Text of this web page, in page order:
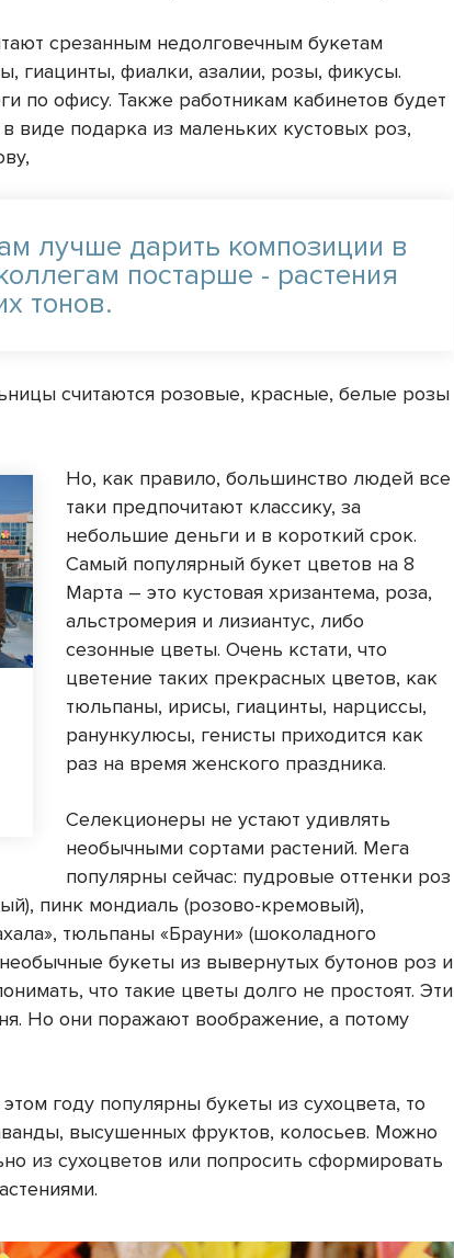
срезанным недолговечным букетам
гиацинты, фиалки, азалии, розы, фикусы.
по офису. Также работникам кабинетов будет
виде подарка из маленьких кустовых роз,
лучше дарить композиции в
постарше - растения
тонов.
считаются розовые, красные, белые розы
Но, как правило, большинство людей все
таки предпочитают классику, за
небольшие деньги и в короткий срок.
Самый популярный букет цветов на 8
Марта – это кустовая хризантема, роза,
альстромерия и лизиантус, либо
сезонные цветы. Очень кстати, что
цветение таких прекрасных цветов, как
тюльпаны, ирисы, гиацинты, нарциссы,
ранункулюсы, генисты приходится как
раз на время женского праздника.
Селекционеры не устают удивлять
необычными сортами растений. Мега
популярны сейчас: пудровые оттенки роз
пинк мондиаль (розово-кремовый),
тюльпаны «Брауни» (шоколадного
букеты из вывернутых бутонов роз и
что такие цветы долго не простоят. Эти
Но они поражают воображение, а потому
году популярны букеты из сухоцвета, то
высушенных фруктов, колосьев. Можно
из сухоцветов или попросить сформировать